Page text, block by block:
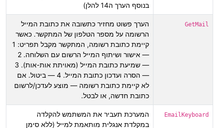
בנוסף הערך ה14 להלן)
GetMail
הערך פשוט מחזיר כתשובה את כתובת המייל
הרשומה על מספר הטלפון של המתקשר. כאשר
קיימת כתובת רשומה, המתקשר מקבל תפריט: 1
— אישור ושיתוף המייל הרשום עם השלוחה. 2
— שמיעת כתובת המייל (מאויתת אות-אות). 3
— הסרה ועדכון כתובת המייל. 4 — ביטול. אם
לא קיימת כתובת רשומה — מוצע לעדכן/לרשום
כתובת חדשה, או לבטל.
EmailKeyboard
המערכת תעביר את המשתמש להקלדה
במקלדת אנגלית מותאמת למייל (ללא סימן